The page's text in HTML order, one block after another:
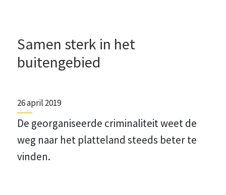
Samen sterk in het
buitengebied
26 april 2019
De georganiseerde criminaliteit weet de
weg naar het platteland steeds beter te
vinden.